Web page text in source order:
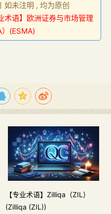
如未注明 , 均为原创
术语】欧洲证券与市场管理
(ESMA)
【专业术语】Zilliqa（ZIL）
(Zilliqa (ZIL))